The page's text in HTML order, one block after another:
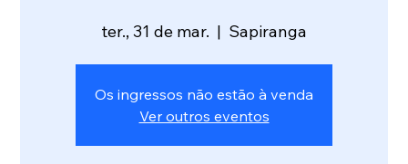
ter., 31 de mar.
  |
Sapiranga
Os ingressos não estão à venda
Ver outros eventos